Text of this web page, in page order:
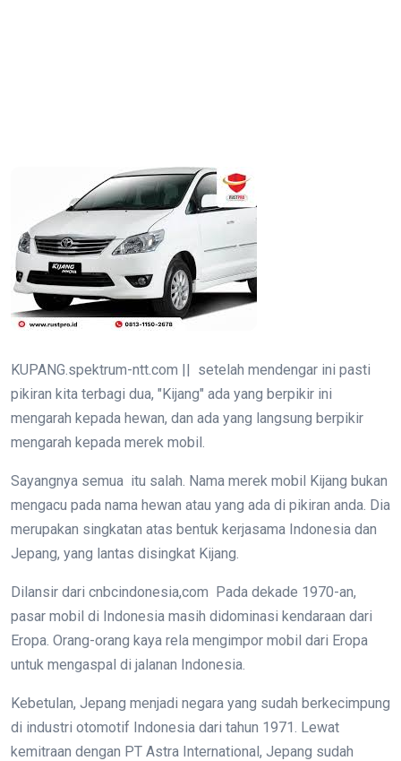
KUPANG.spektrum-ntt.com || setelah mendengar ini pasti
pikiran kita terbagi dua, "Kijang" ada yang berpikir ini
mengarah kepada hewan, dan ada yang langsung berpikir
mengarah kepada merek mobil.
Sayangnya semua itu salah. Nama merek mobil Kijang bukan
mengacu pada nama hewan atau yang ada di pikiran anda. Dia
merupakan singkatan atas bentuk kerjasama Indonesia dan
Jepang, yang lantas disingkat Kijang.
Dilansir dari cnbcindonesia,com Pada dekade 1970-an,
pasar mobil di Indonesia masih didominasi kendaraan dari
Eropa. Orang-orang kaya rela mengimpor mobil dari Eropa
untuk mengaspal di jalanan Indonesia.
Kebetulan, Jepang menjadi negara yang sudah berkecimpung
di industri otomotif Indonesia dari tahun 1971. Lewat
kemitraan dengan PT Astra International, Jepang sudah